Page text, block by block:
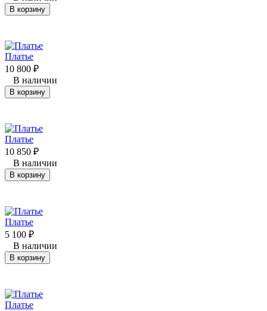
В корзину
Платье
10 800 ₽
В наличии
В корзину
Платье
10 850 ₽
В наличии
В корзину
Платье
5 100 ₽
В наличии
В корзину
Платье